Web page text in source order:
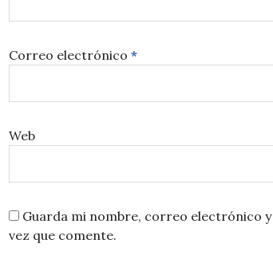
Correo electrónico *
Web
Guarda mi nombre, correo electrónico
vez que comente.